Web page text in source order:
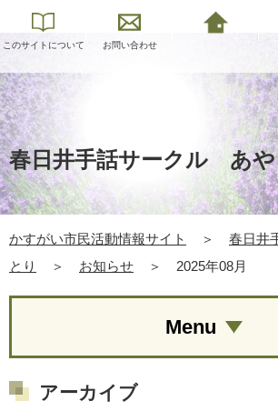
このサイトについて お問い合わせ
春日井手話サークル あ
かすがい市民活動情報サイト ＞
春日井
とり
＞ お知らせ ＞ 2025年08月
Menu
アーカイブ